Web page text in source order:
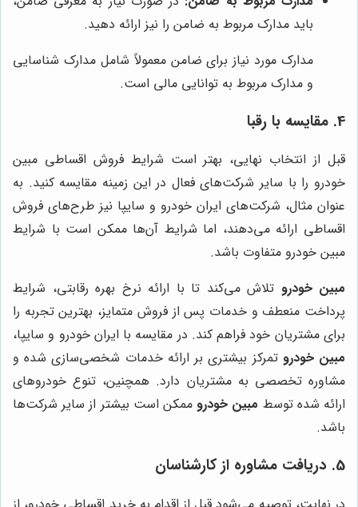
باید مدارک مربوط به ضامن را نیز ارائه دهید.
مدارک مورد نیاز برای ضامن معمولاً شامل مدارک شناسایی
و مدارک مربوط به توانایی مالی است.
4. مقایسه با رقبا
قبل از انتخاب نهایی، بهتر است شرایط فروش اقساطی مبین
خودرو را با سایر شرکت‌های فعال در این زمینه مقایسه کنید. به
عنوان مثال، شرکت‌های ایران خودرو و سایپا نیز طرح‌های فروش
اقساطی ارائه می‌دهند، اما شرایط آن‌ها ممکن است با شرایط
مبین خودرو متفاوت باشد.
مبین خودرو تلاش می‌کند تا با ارائه نرخ بهره رقابتی، شرایط
پرداخت منعطف و خدمات پس از فروش متمایز، بهترین تجربه را
برای مشتریان خود فراهم کند. در مقایسه با ایران خودرو و سایپا،
مبین خودرو تمرکز بیشتری بر ارائه خدمات شخصی‌سازی شده و
مشاوره تخصصی به مشتریان دارد. همچنین، تنوع خودروهای
ارائه شده توسط مبین خودروممکن است بیشتر از سایر شرکت‌ها
باشد.
5. دریافت مشاوره از کارشناسان